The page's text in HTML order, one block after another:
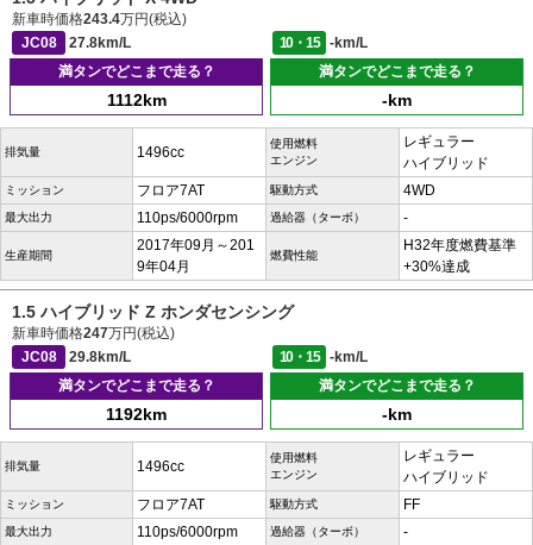
新車時価格243.4万円(税込)
JC08
27.8km/L 10・15
-km/L
満タンでどこまで走る？
1112km
満タンでどこまで走る？
-km
排気量 1496cc
使用燃料
エンジン
レギュラー
ハイブリッド
ミッション フロア7AT 駆動方式 4WD
最大出力 110ps/6000rpm 過給器（ターボ） -
生産期間
2017年09月～201
9年04月
燃費性能
H32年度燃費基準
+30%達成
1.5 ハイブリッド Z ホンダセンシング
新車時価格247万円(税込)
JC08
29.8km/L 10・15
-km/L
満タンでどこまで走る？
1192km
満タンでどこまで走る？
-km
排気量 1496cc
使用燃料
エンジン
レギュラー
ハイブリッド
ミッション フロア7AT 駆動方式 FF
最大出力 110ps/6000rpm 過給器（ターボ） -